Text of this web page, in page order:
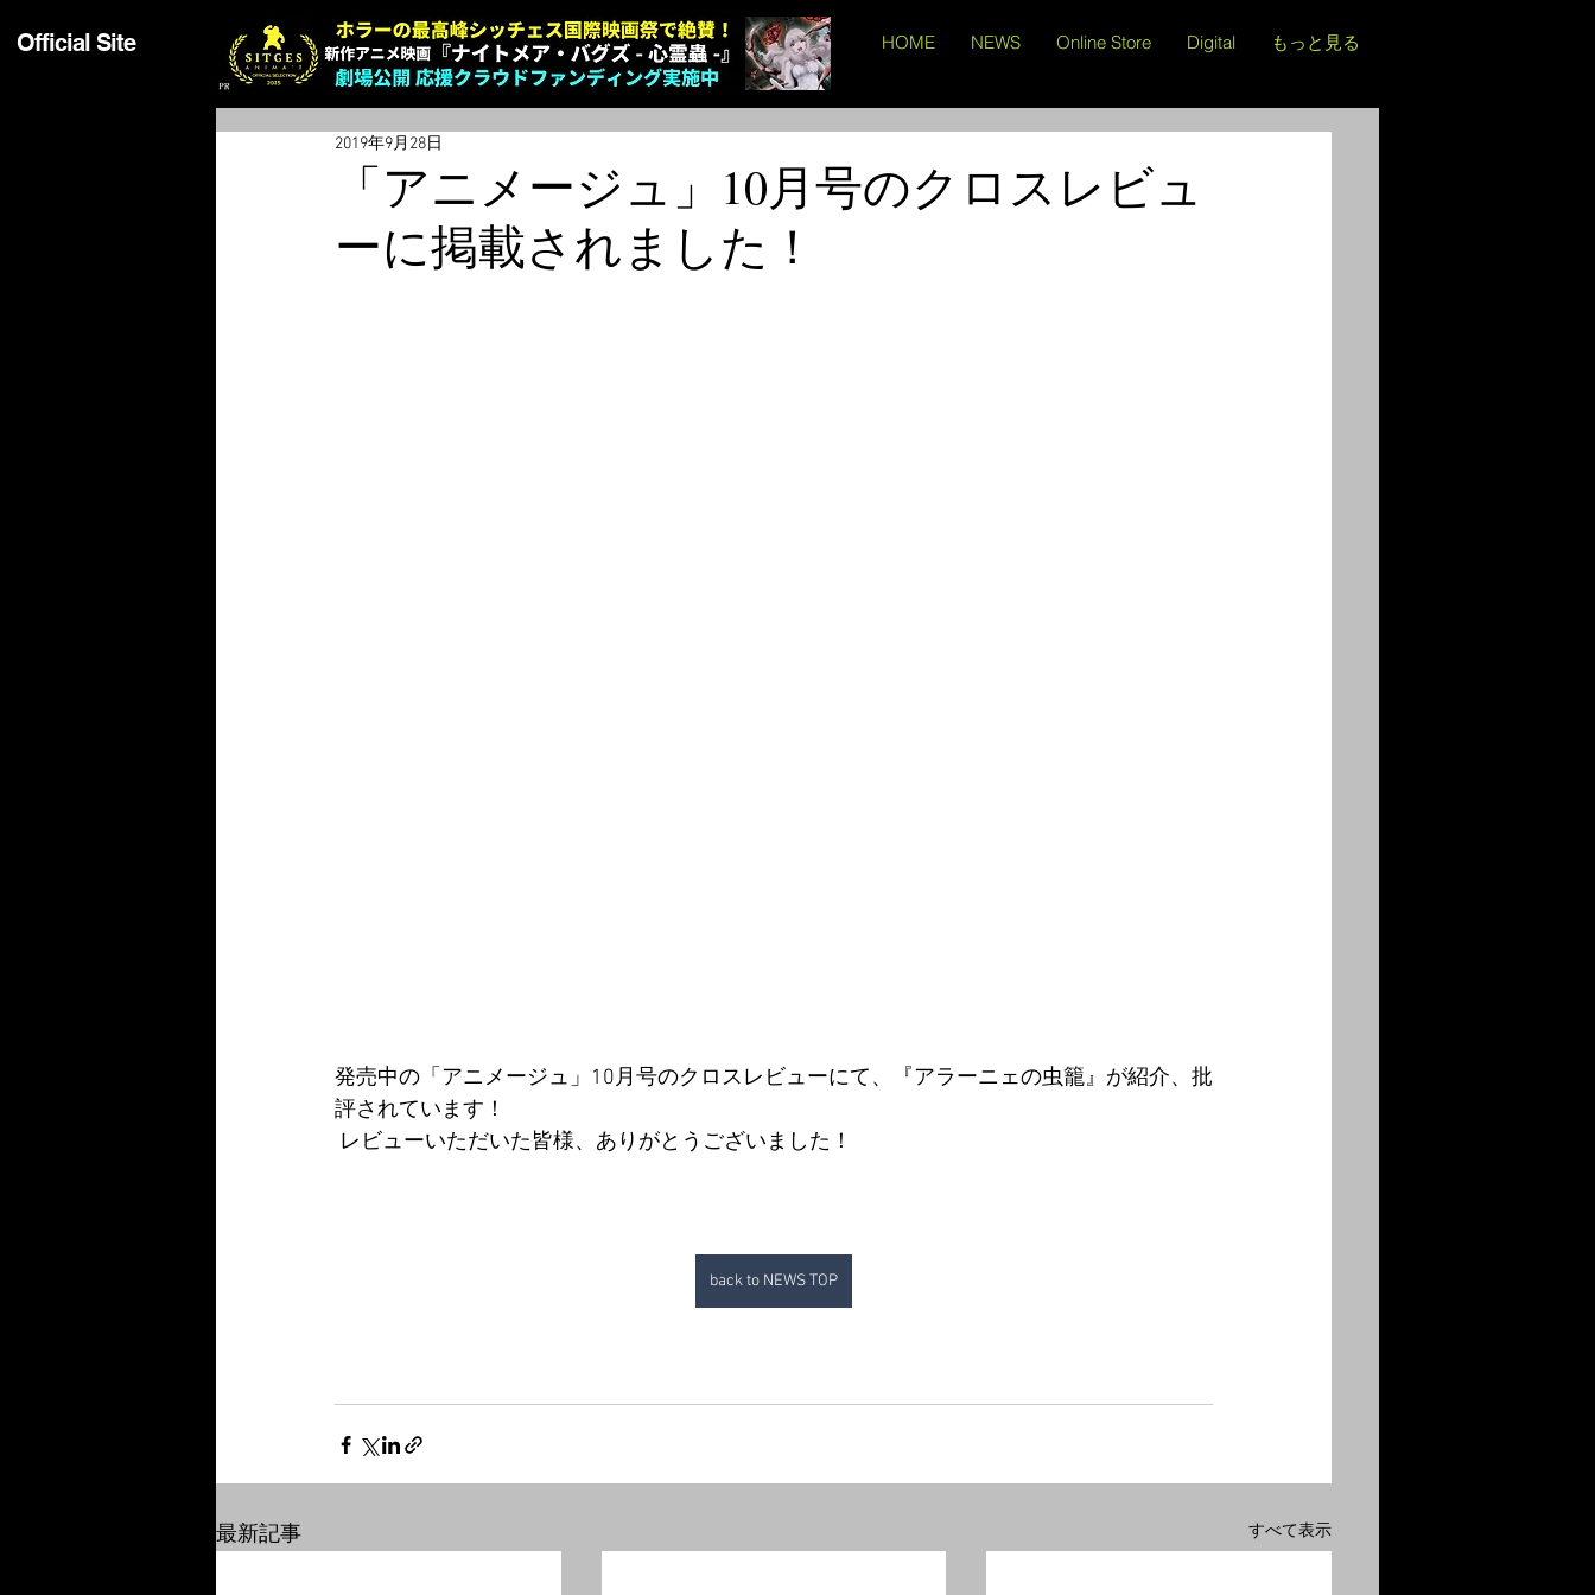
Official Site HOME NEWS Online Store Digital もっと見る
「アニメージュ」10月号のクロスレビュ
ーに掲載されました！
2019年9月28日
発売中の「アニメージュ」10月号のクロスレビューにて、『アラーニェの虫籠』が紹介、批
評されています！
レビューいただいた皆様、ありがとうございました！
back to NEWS TOP
最新記事 すべて表示